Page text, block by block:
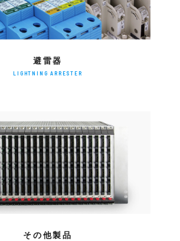
避雷器
LIGHTNING ARRESTER
その他製品